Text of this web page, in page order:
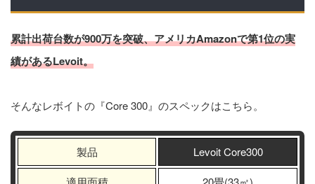
累計出荷台数が900万を突破、アメリカAmazonで第1位の実
績があるLevoit。
そんなレボイトの『Core 300』のスペックはこちら。
製品 Levoit Core300